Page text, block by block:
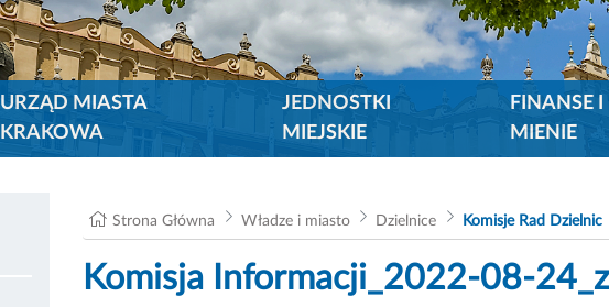
URZĄD MIASTA
KRAKOWA
JEDNOSTKI
MIEJSKIE
FINANSE I
MIENIE
Strona Główna Władze i miasto Dzielnice Komisje Rad Dzielnic
Komisja Informacji_2022-08-